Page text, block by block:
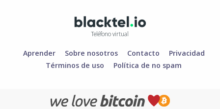
Teléfono virtual
Aprender Sobre nosotros Contacto
Privacidad
Términos de uso
Política de no spam